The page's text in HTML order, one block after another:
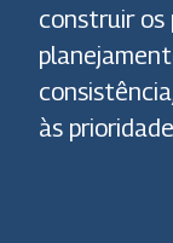
construir os
às